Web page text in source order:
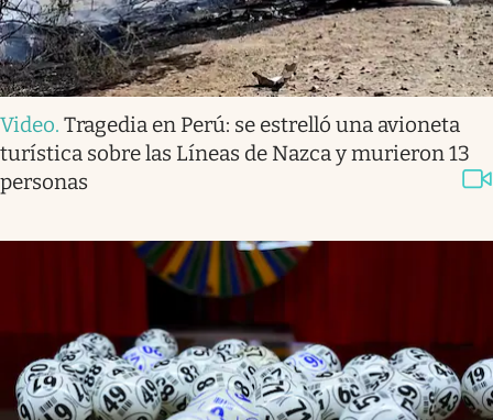
Video. Tragedia en Perú: se estrelló una avioneta
turística sobre las Líneas de Nazca y murieron 13
personas